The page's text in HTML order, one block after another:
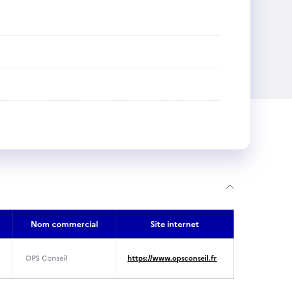
Nom commercial Site internet
OPS Conseil https://www.opsconseil.fr